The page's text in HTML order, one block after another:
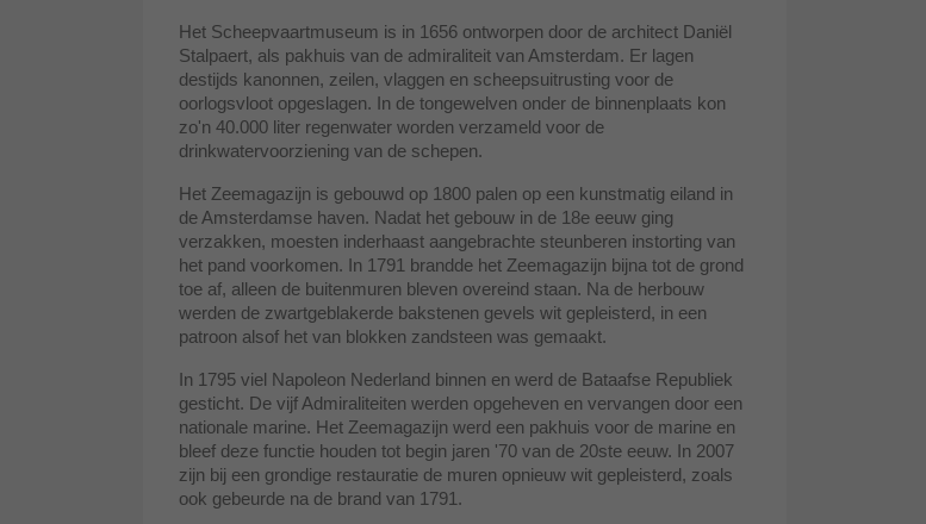
Het Scheepvaartmuseum is in 1656 ontworpen door de architect Daniël
Stalpaert, als pakhuis van de admiraliteit van Amsterdam. Er lagen
destijds kanonnen, zeilen, vlaggen en scheepsuitrusting voor de
oorlogsvloot opgeslagen. In de tongewelven onder de binnenplaats kon
zo'n 40.000 liter regenwater worden verzameld voor de
drinkwatervoorziening van de schepen.
Het Zeemagazijn is gebouwd op 1800 palen op een kunstmatig eiland in
de Amsterdamse haven. Nadat het gebouw in de 18e eeuw ging
verzakken, moesten inderhaast aangebrachte steunberen instorting van
het pand voorkomen. In 1791 brandde het Zeemagazijn bijna tot de grond
toe af, alleen de buitenmuren bleven overeind staan. Na de herbouw
werden de zwartgeblakerde bakstenen gevels wit gepleisterd, in een
patroon alsof het van blokken zandsteen was gemaakt.
In 1795 viel Napoleon Nederland binnen en werd de Bataafse Republiek
gesticht. De vijf Admiraliteiten werden opgeheven en vervangen door een
nationale marine. Het Zeemagazijn werd een pakhuis voor de marine en
bleef deze functie houden tot begin jaren '70 van de 20ste eeuw. In 2007
zijn bij een grondige restauratie de muren opnieuw wit gepleisterd, zoals
ook gebeurde na de brand van 1791.